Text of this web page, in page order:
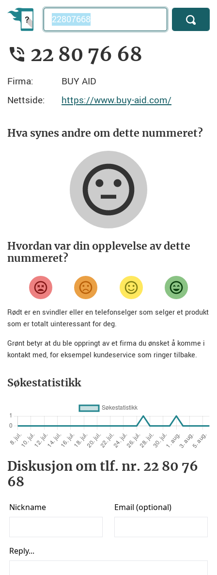
Telefonnummer
22 80 76 68
Firma:
BUY AID
Nettside:
https://www.buy-aid.com/
Hva synes andre om dette nummeret?
Hvordan var din opplevelse av dette
nummeret?
Rødt er en svindler eller en telefonselger som selger et produkt
som er totalt uinteressant for deg.
Grønt betyr at du ble oppringt av et firma du ønsket å komme i
kontakt med, for eksempel kundeservice som ringer tilbake.
Søkestatistikk
Diskusjon om tlf. nr. 22 80 76
68